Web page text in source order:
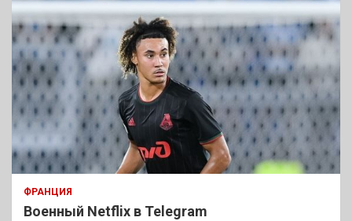
ФРАНЦИЯ
Военный Netflix в Telegram